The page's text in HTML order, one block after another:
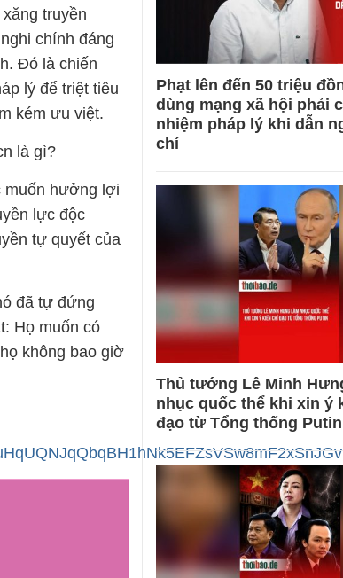
truyền
chính đáng
Đó là chiến
lý để triệt tiêu
kém ưu việt.
là gì?
muốn hưởng lợi
lực độc
tự quyết của
đã tự đứng
Họ muốn có
không bao giờ
Phạt lên đến 50 triệu
dùng mạng xã hội phải
nhiệm pháp lý khi dẫn
chí
Thủ tướng Lê Minh
nhục quốc thể khi xin ý
đạo từ Tổng thống Putin